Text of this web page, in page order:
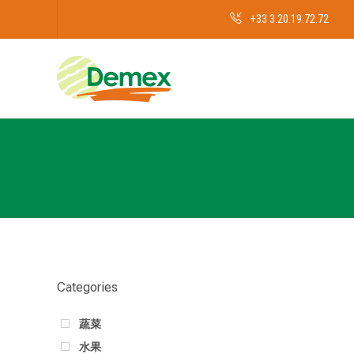
+33 3.20.19.72.72
Categories
蔬菜
水果